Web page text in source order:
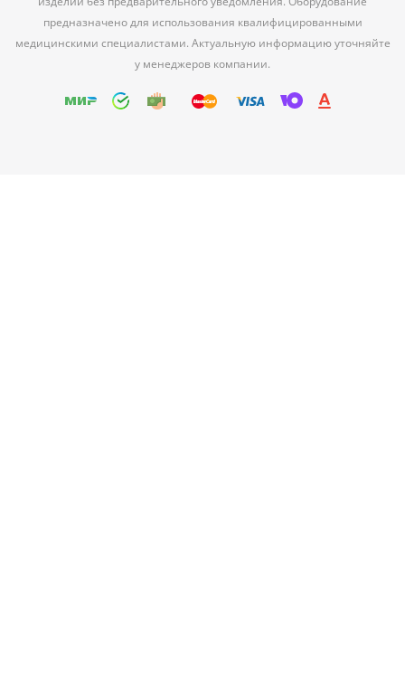
предназначено для использования квалифицированными
медицинскими специалистами. Актуальную информацию уточняйте
у менеджеров компании.